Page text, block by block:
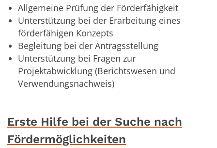
Allgemeine Prüfung der Förderfähigkeit
Unterstützung bei der Erarbeitung eines
förderfähigen Konzepts
Begleitung bei der Antragsstellung
Unterstützung bei Fragen zur
Projektabwicklung (Berichtswesen und
Verwendungsnachweis)
Erste Hilfe bei der Suche nach
Fördermöglichkeiten